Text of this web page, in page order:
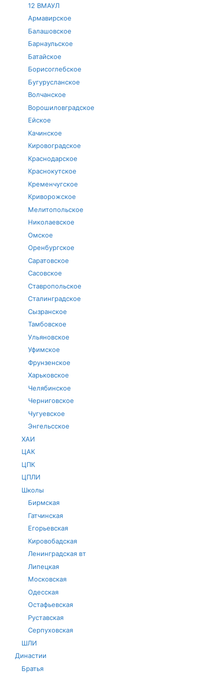
12 ВМАУЛ
Армавирское
Балашовское
Барнаульское
Батайское
Борисоглебское
Бугурусланское
Волчанское
Ворошиловградское
Ейское
Качинское
Кировоградское
Краснодарское
Краснокутское
Кременчугское
Криворожское
Мелитопольское
Николаевское
Омское
Оренбургское
Саратовское
Сасовское
Ставропольское
Сталинградское
Сызранское
Тамбовское
Ульяновское
Уфимское
Фрунзенское
Харьковское
Челябинское
Черниговское
Чугуевское
Энгельсское
ХАИ
ЦАК
ЦПК
ЦПЛИ
Школы
Бирмская
Гатчинская
Егорьевская
Кировобадская
Ленинградская вт
Липецкая
Московская
Одесская
Остафьевская
Руставская
Серпуховская
ШЛИ
Династии
Братья